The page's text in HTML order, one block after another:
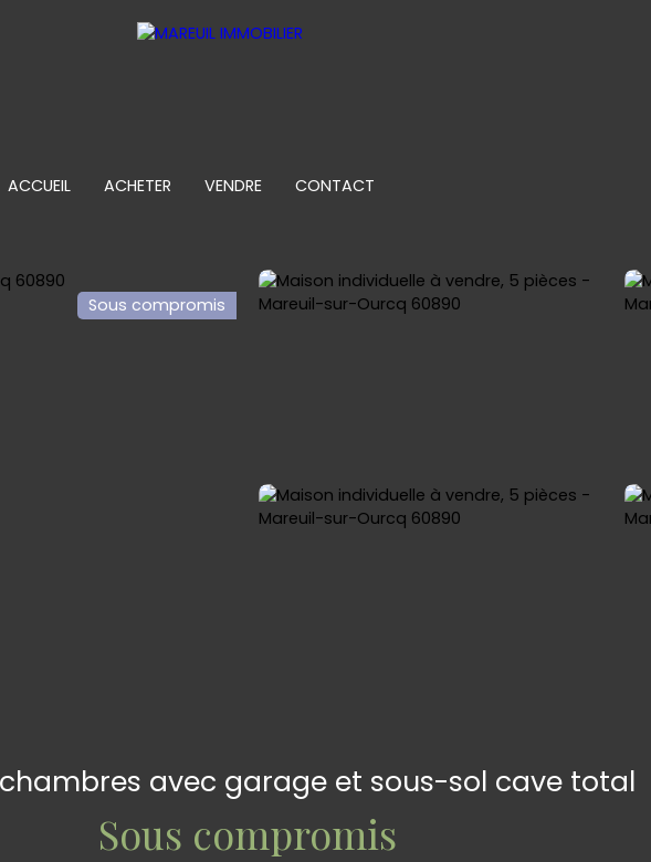
ACCUEIL ACHETER VENDRE CONTACT
Sous compromis
avec garage et sous-sol cave total
Sous compromis